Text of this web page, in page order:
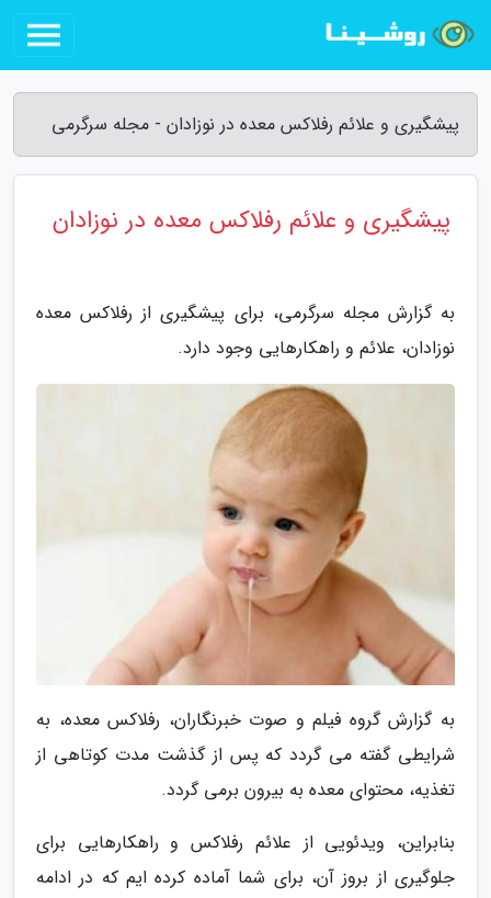
پیشگیری و علائم رفلاکس معده در نوزادان - مجله سرگرمی
پیشگیری و علائم رفلاکس معده در نوزادان
به گزارش مجله سرگرمی، برای پیشگیری از رفلاکس معده
نوزادان، علائم و راهکارهایی وجود دارد.
به گزارش گروه فیلم و صوت خبرنگاران، رفلاکس معده، به
شرایطی گفته می گردد که پس از گذشت مدت کوتاهی از
تغذیه، محتوای معده به بیرون برمی گردد.
بنابراین، ویدئویی از علائم رفلاکس و راهکارهایی برای
جلوگیری از بروز آن، برای شما آماده کرده ایم که در ادامه